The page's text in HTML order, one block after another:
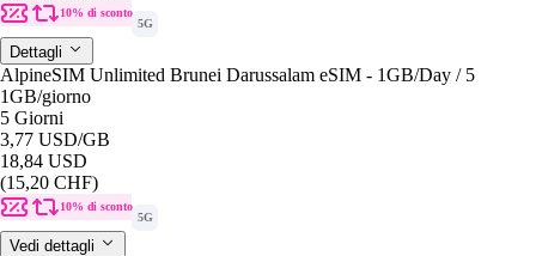
10% di sconto
5G
Dettagli
AlpineSIM Unlimited Brunei Darussalam eSIM - 1GB/Day / 5
1GB/giorno
5 Giorni
3,77 USD/GB
18,84 USD
(15,20 CHF)
10% di sconto
5G
Vedi dettagli